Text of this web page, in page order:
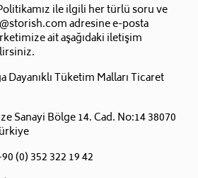
ile ilgili her türlü soru ve
adresine e-posta
ait aşağıdaki iletişim
Dayanıklı Tüketim Malları Ticaret
Bölge 14. Cad. No:14 38070
(0) 352 322 19 42